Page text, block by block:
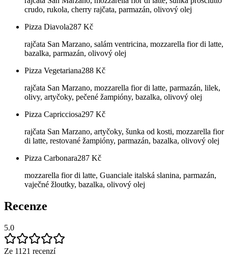
crudo, rukola, cherry rajčata, parmazán, olivový olej
Pizza Diavola287 Kč
rajčata San Marzano, salám ventricina, mozzarella fior di latte,
bazalka, parmazán, olivový olej
Pizza Vegetariana288 Kč
rajčata San Marzano, mozzarella fior di latte, parmazán, lilek,
olivy, artyčoky, pečené žampióny, bazalka, olivový olej
Pizza Capricciosa297 Kč
rajčata San Marzano, artyčoky, šunka od kosti, mozzarella fior
di latte, restované žampióny, parmazán, bazalka, olivový olej
Pizza Carbonara287 Kč
mozzarella fior di latte, Guanciale italská slanina, parmazán,
vaječné žloutky, bazalka, olivový olej
Recenze
5.0
Ze 1121 recenzí